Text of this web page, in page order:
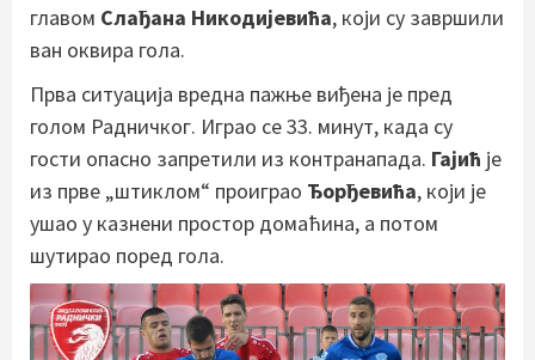
главом Слађана Никодијевића, који су завршили
ван оквира гола.
Прва ситуација вредна пажње виђена је пред
голом Радничког. Играо се 33. минут, када су
гости опасно запретили из контранапада. Гајић је
из прве „штиклом“ проиграо Ђорђевића, који је
ушао у казнени простор домаћина, а потом
шутирао поред гола.